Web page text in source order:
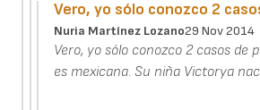
Vero, yo sólo conozco 2
Nuria Martínez Lozano29 Nov 2014
Vero, yo sólo conozco 2 casos de
es mexicana. Su niña Victorya